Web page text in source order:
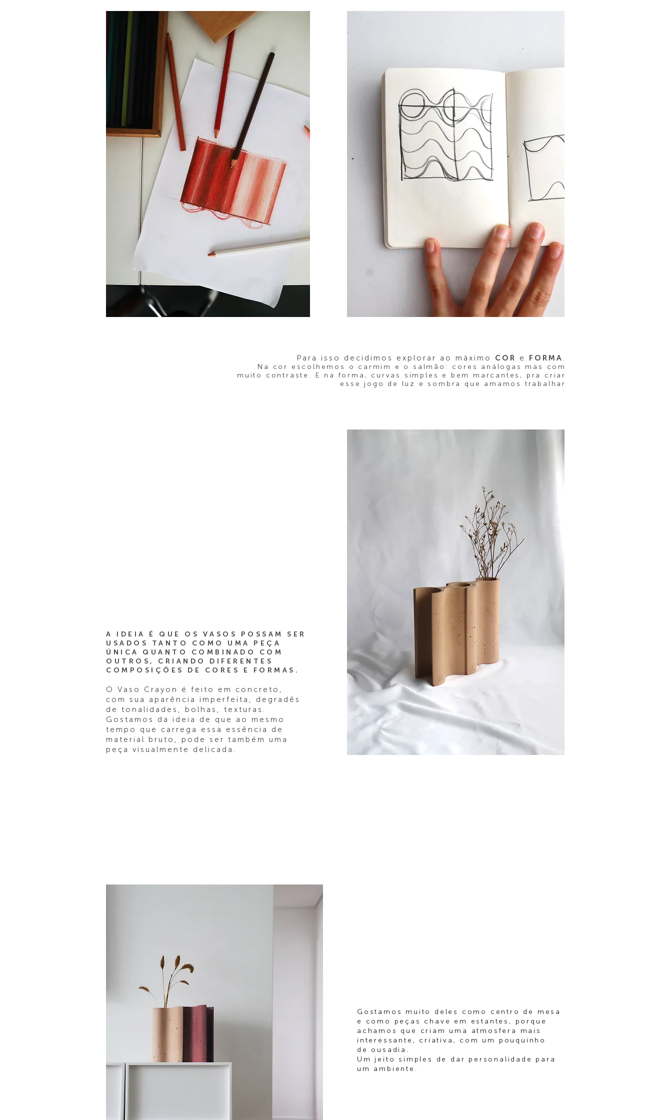
Para isso decidimos explorar ao máximo COR e FORMA .
Na cor escolhemos o carmim e o salmão: cores análogas mas com
muito contraste. E na forma, curvas simples e bem marcantes, pra criar
esse jogo de luz e sombra que amamos trabalhar
A IDEIA É QUE OS VASOS POSSAM SER
USADOS TANTO COMO UMA PEÇA
ÚNICA QUANTO COMBINADO COM
OUTROS, CRIANDO DIFERENTES
COMPOSIÇÕES DE CORES E FORMAS.
O Vaso Crayon é feito em concreto,
com sua aparência imperfeita, degradês
de tonalidades, bolhas, texturas.
Gostamos da ideia de que ao mesmo
tempo que carrega essa essência de
material bruto, pode ser também uma
peça visualmente delicada.
Gostamos muito deles como centro de mesa
e como peças chave em estantes, porque
achamos que criam uma atmosfera mais
interessante, criativa, com um pouquinho
de ousadia.
Um jeito simples de dar personalidade para
um ambiente.